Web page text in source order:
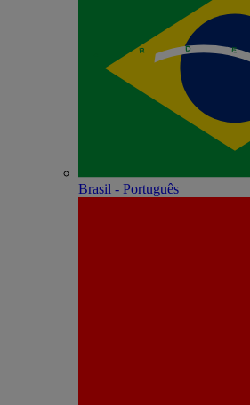
Brasil - Português